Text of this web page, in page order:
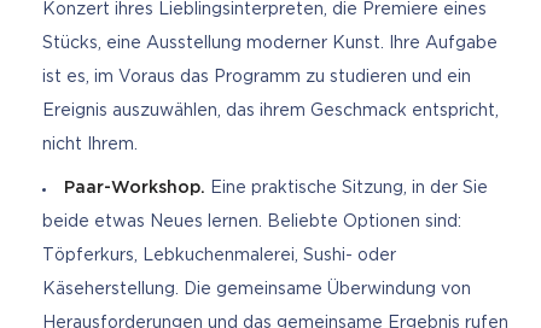
Konzert ihres Lieblingsinterpreten, die Premiere eines
Stücks, eine Ausstellung moderner Kunst. Ihre Aufgabe
ist es, im Voraus das Programm zu studieren und ein
Ereignis auszuwählen, das ihrem Geschmack entspricht,
nicht Ihrem.
Paar-Workshop. Eine praktische Sitzung, in der Sie
beide etwas Neues lernen. Beliebte Optionen sind:
Töpferkurs, Lebkuchenmalerei, Sushi- oder
Käseherstellung. Die gemeinsame Überwindung von
Herausforderungen und das gemeinsame Ergebnis rufen